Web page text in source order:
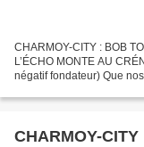
CHARMOY-CITY : BOB
L’ÉCHO MONTE AU
négatif fondateur) Que
CHARMOY-